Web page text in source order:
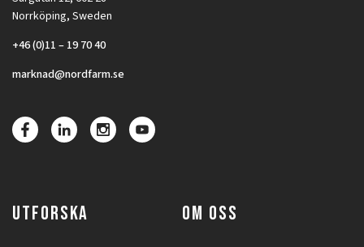
Norrköping, Sweden
+46 (0)11 – 19 70 40
marknad@nordfarm.se
UTFORSKA OM OSS